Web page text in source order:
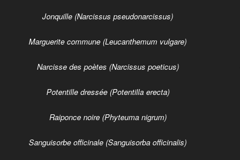
Jonquille (Narcissus pseudonarcissus)
Marguerite commune (Leucanthemum vulgare)
Narcisse des poètes (Narcissus poeticus)
Potentille dressée (Potentilla erecta)
Raiponce noire (Phyteuma nigrum)
Sanguisorbe officinale (Sanguisorba officinalis)